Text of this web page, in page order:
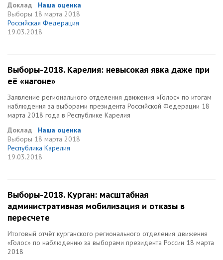
Доклад
Наша оценка
Выборы 18 марта 2018
Российская Федерация
19.03.2018
Выборы-2018. Карелия: невысокая явка даже при
её «нагоне»
Заявление регионального отделения движения «Голос» по итогам
наблюдения за выборами президента Российской Федерации 18
марта 2018 года в Республике Карелия
Доклад
Наша оценка
Выборы 18 марта 2018
Республика Карелия
19.03.2018
Выборы-2018. Курган: масштабная
административная мобилизация и отказы в
пересчете
Итоговый отчёт курганского регионального отделения движения
«Голос» по наблюдению за выборами президента России 18 марта
2018